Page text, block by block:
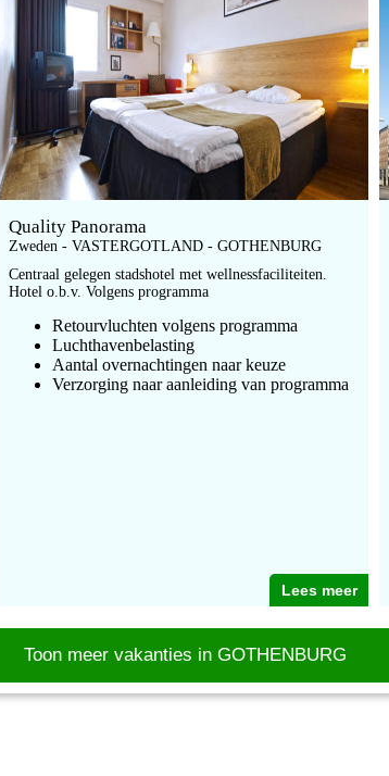
Quality Panorama
Zweden - VASTERGOTLAND - GOTHENBURG
Centraal gelegen stadshotel met wellnessfaciliteiten.
Hotel o.b.v. Volgens programma
Retourvluchten volgens programma
Luchthavenbelasting
Aantal overnachtingen naar keuze
Verzorging naar aanleiding van programma
Lees meer
Toon meer vakanties in GOTHENBURG